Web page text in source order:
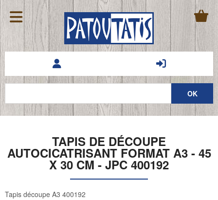
TAPIS DE DÉCOUPE
AUTOCICATRISANT FORMAT A3 - 45
X 30 CM - JPC 400192
Tapis découpe A3 400192